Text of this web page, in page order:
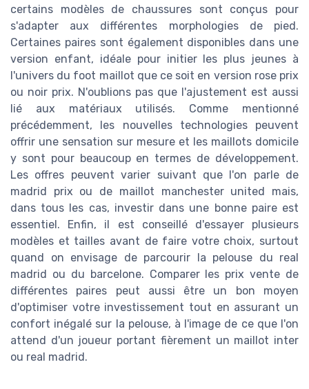
certains modèles de chaussures sont conçus pour
s'adapter aux différentes morphologies de pied.
Certaines paires sont également disponibles dans une
version enfant, idéale pour initier les plus jeunes à
l'univers du foot maillot que ce soit en version rose prix
ou noir prix. N'oublions pas que l'ajustement est aussi
lié aux matériaux utilisés. Comme mentionné
précédemment, les nouvelles technologies peuvent
offrir une sensation sur mesure et les maillots domicile
y sont pour beaucoup en termes de développement.
Les offres peuvent varier suivant que l'on parle de
madrid prix ou de maillot manchester united mais,
dans tous les cas, investir dans une bonne paire est
essentiel. Enfin, il est conseillé d'essayer plusieurs
modèles et tailles avant de faire votre choix, surtout
quand on envisage de parcourir la pelouse du real
madrid ou du barcelone. Comparer les prix vente de
différentes paires peut aussi être un bon moyen
d'optimiser votre investissement tout en assurant un
confort inégalé sur la pelouse, à l'image de ce que l'on
attend d'un joueur portant fièrement un maillot inter
ou real madrid.